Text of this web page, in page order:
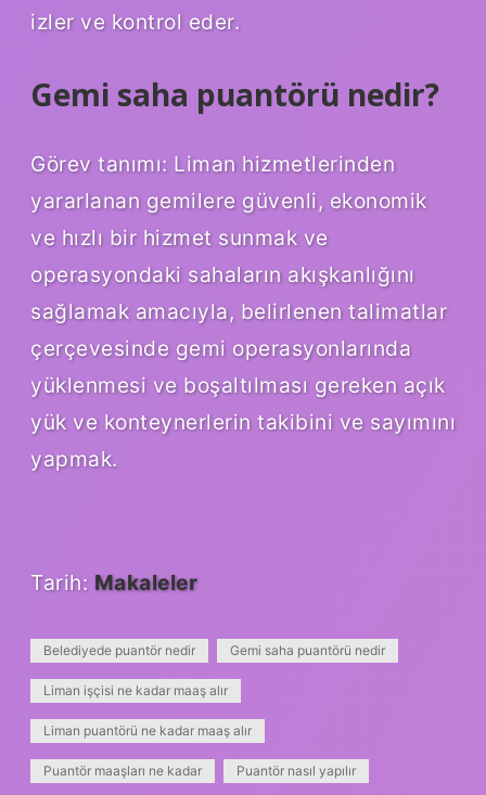
izler ve kontrol eder.
Gemi saha puantörü nedir?
Görev tanımı: Liman hizmetlerinden
yararlanan gemilere güvenli, ekonomik
ve hızlı bir hizmet sunmak ve
operasyondaki sahaların akışkanlığını
sağlamak amacıyla, belirlenen talimatlar
çerçevesinde gemi operasyonlarında
yüklenmesi ve boşaltılması gereken açık
yük ve konteynerlerin takibini ve sayımını
yapmak.
Tarih: Makaleler
Belediyede puantör nedir Gemi saha puantörü nedir
Liman işçisi ne kadar maaş alır
Liman puantörü ne kadar maaş alır
Puantör maaşları ne kadar Puantör nasıl yapılır